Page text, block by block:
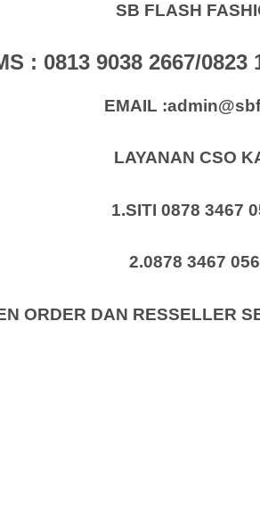
SB FLASH
: 0813 9038 2667/0823
EMAIL
LAYANAN CSO
1.SITI 0878 3467
2.0878 3467
ORDER DAN RESSELLER